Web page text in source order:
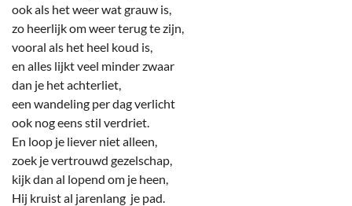
ook als het weer wat grauw is,
zo heerlijk om weer terug te zijn,
vooral als het heel koud is,
en alles lijkt veel minder zwaar
dan je het achterliet,
een wandeling per dag verlicht
ook nog eens stil verdriet.
En loop je liever niet alleen,
zoek je vertrouwd gezelschap,
kijk dan al lopend om je heen,
Hij kruist al jarenlang je pad.